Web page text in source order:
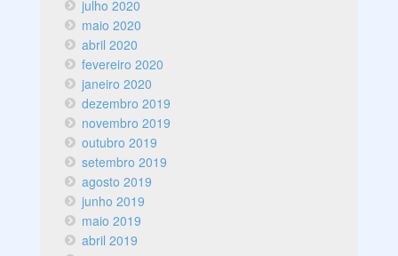
julho 2020
maio 2020
abril 2020
fevereiro 2020
janeiro 2020
dezembro 2019
novembro 2019
outubro 2019
setembro 2019
agosto 2019
junho 2019
maio 2019
abril 2019